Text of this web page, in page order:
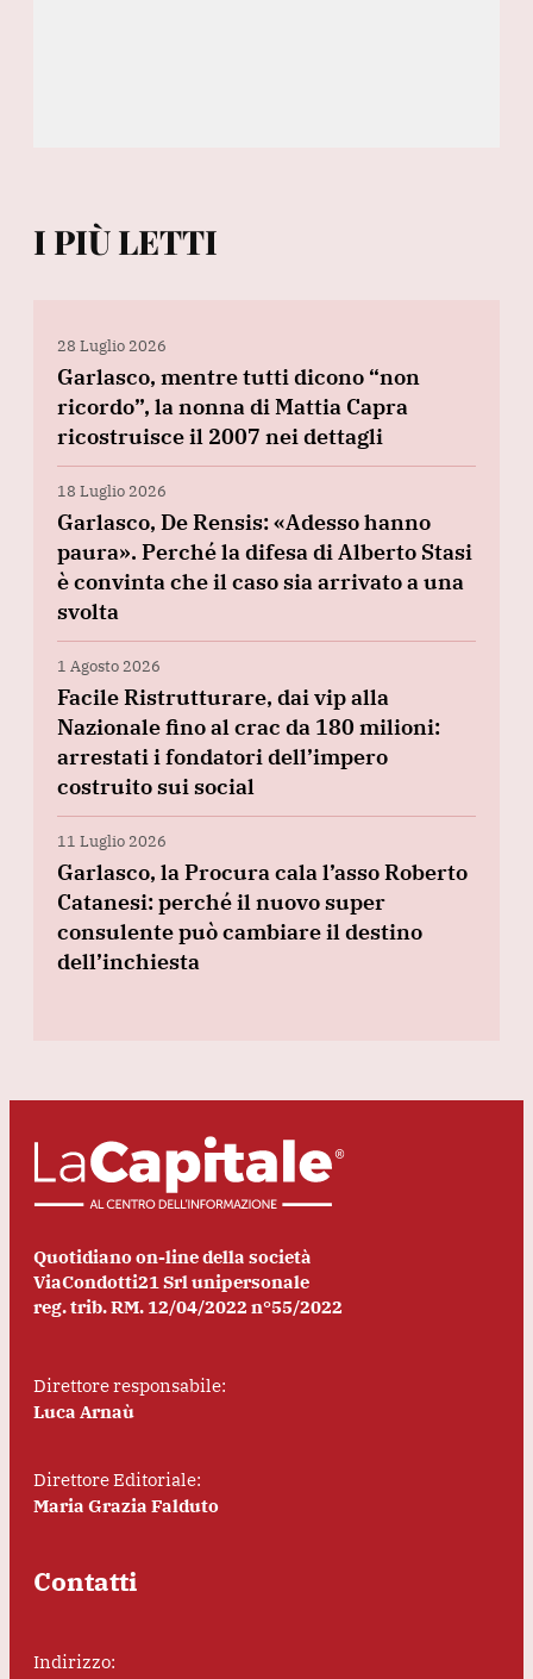
I PIÙ LETTI
28 Luglio 2026
Garlasco, mentre tutti dicono “non
ricordo”, la nonna di Mattia Capra
ricostruisce il 2007 nei dettagli
18 Luglio 2026
Garlasco, De Rensis: «Adesso hanno
paura». Perché la difesa di Alberto Stasi
è convinta che il caso sia arrivato a una
svolta
1 Agosto 2026
Facile Ristrutturare, dai vip alla
Nazionale fino al crac da 180 milioni:
arrestati i fondatori dell’impero
costruito sui social
11 Luglio 2026
Garlasco, la Procura cala l’asso Roberto
Catanesi: perché il nuovo super
consulente può cambiare il destino
dell’inchiesta
Quotidiano on-line della società
ViaCondotti21 Srl unipersonale
reg. trib. RM. 12/04/2022 n°55/2022
Direttore responsabile:
Luca Arnaù
Direttore Editoriale:
Maria Grazia Falduto
Contatti
Indirizzo: